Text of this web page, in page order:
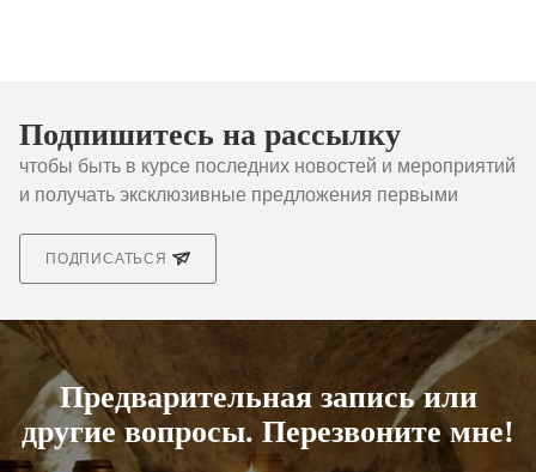
Подпишитесь на рассылку
чтобы быть в курсе последних новостей и мероприятий
и получать эксклюзивные предложения первыми
ПОДПИСАТЬСЯ
Предварительная запись или
другие вопросы. Перезвоните мне!